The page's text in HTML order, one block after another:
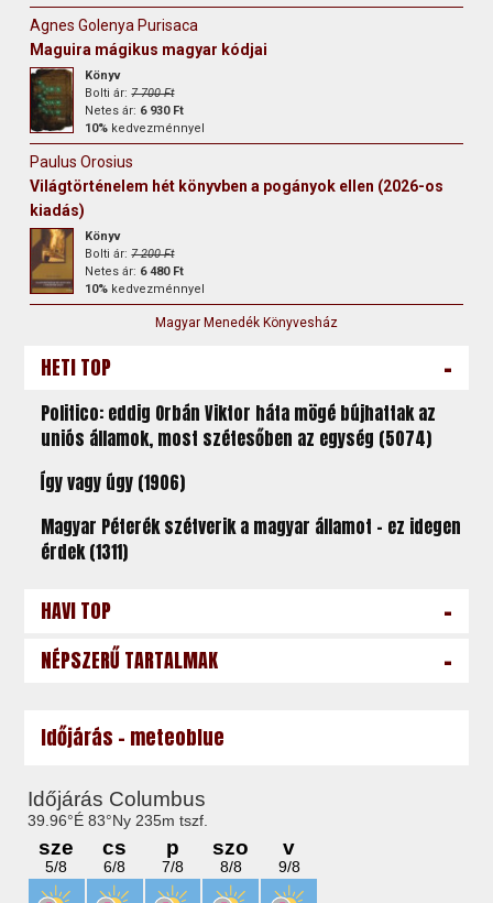
Agnes Golenya Purisaca
Maguira mágikus magyar kódjai
Könyv
Bolti ár:7 700 Ft
Netes ár: 6 930 Ft
10% kedvezménnyel
Paulus Orosius
Világtörténelem hét könyvben a pogányok ellen (2026-os
kiadás)
Könyv
Bolti ár:7 200 Ft
Netes ár: 6 480 Ft
10% kedvezménnyel
Magyar Menedék Könyvesház
HETI TOP -
Politico: eddig Orbán Viktor háta mögé bújhattak az
uniós államok, most szétesőben az egység (5074)
Így vagy úgy (1906)
Magyar Péterék szétverik a magyar államot – ez idegen
érdek (1311)
HAVI TOP -
NÉPSZERŰ TARTALMAK -
Időjárás - meteoblue